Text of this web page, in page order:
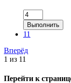
Выполнить
11
Вперёд
1 из 11
Перейти к